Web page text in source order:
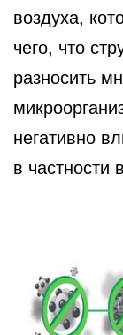
воздуха,
чего, что
разносить
негативно
в частности